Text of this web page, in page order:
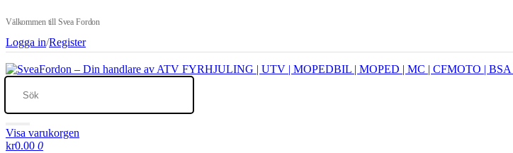
Välkommen till Svea Fordon
Logga in/Register
Visa varukorgen
kr0.00 0